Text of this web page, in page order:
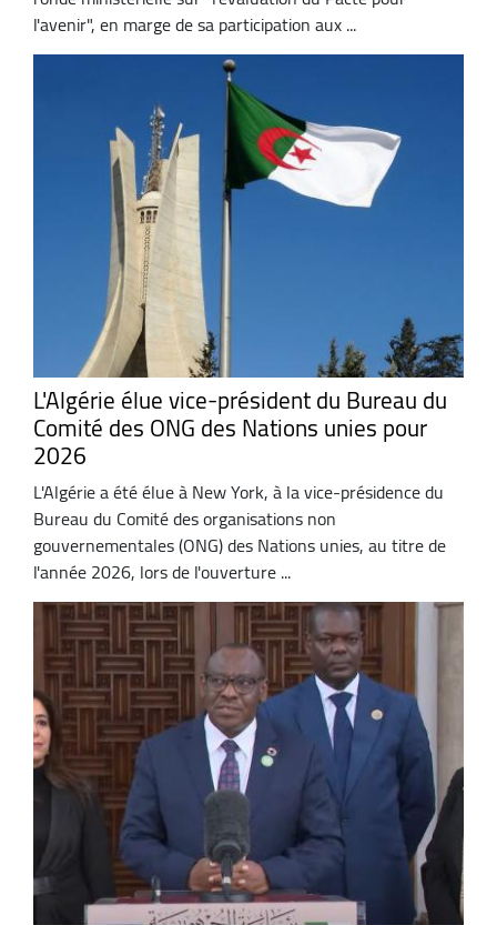
l'avenir", en marge de sa participation aux ...
L'Algérie élue vice-président du Bureau du
Comité des ONG des Nations unies pour
2026
L'Algérie a été élue à New York, à la vice-présidence du
Bureau du Comité des organisations non
gouvernementales (ONG) des Nations unies, au titre de
l'année 2026, lors de l'ouverture ...